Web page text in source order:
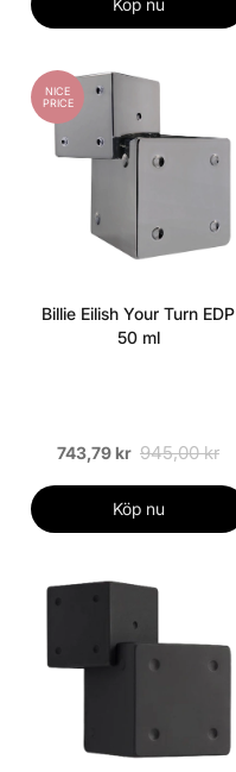
Köp nu
NICE
PRICE
Billie Eilish Your Turn EDP
50 ml
743,79 kr 945,00 kr
Köp nu